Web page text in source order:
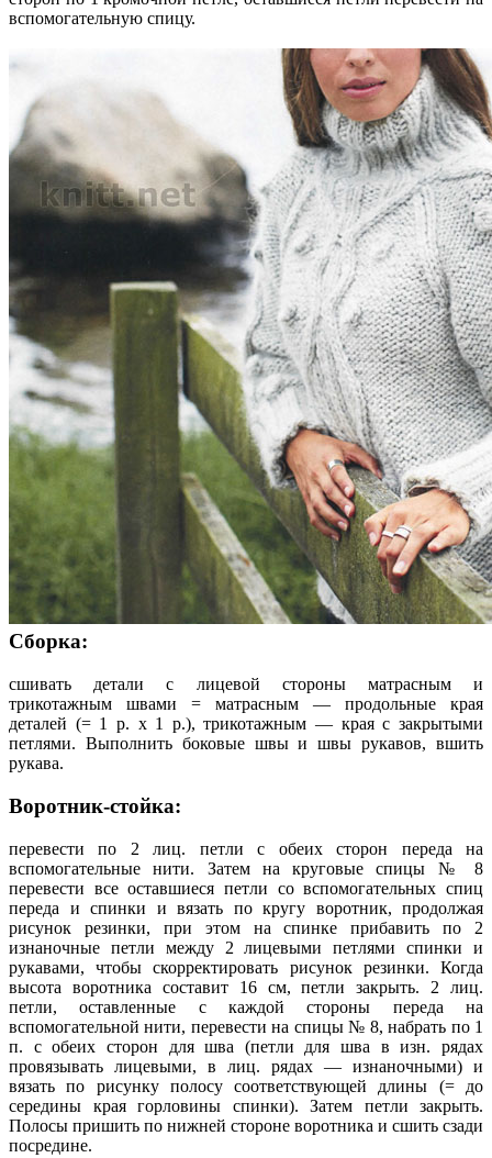
вспомогательную спицу.
Сборка:
сшивать детали с лицевой стороны матрасным и
трикотажным швами = матрасным — продольные края
деталей (= 1 р. х 1 р.), трикотажным — края с закрытыми
петлями. Выполнить боковые швы и швы рукавов, вшить
рукава.
Воротник-стойка:
перевести по 2 лиц. петли с обеих сторон переда на
вспомогательные нити. Затем на круговые спицы № 8
перевести все оставшиеся петли со вспомогательных спиц
переда и спинки и вязать по кругу воротник, продолжая
рисунок резинки, при этом на спинке прибавить по 2
изнаночные петли между 2 лицевыми петлями спинки и
рукавами, чтобы скорректировать рисунок резинки. Когда
высота воротника составит 16 см, петли закрыть. 2 лиц.
петли, оставленные с каждой стороны переда на
вспомогательной нити, перевести на спицы № 8, набрать по 1
п. с обеих сторон для шва (петли для шва в изн. рядах
провязывать лицевыми, в лиц. рядах — изнаночными) и
вязать по рисунку полосу соответствующей длины (= до
середины края горловины спинки). Затем петли закрыть.
Полосы пришить по нижней стороне воротника и сшить сзади
посредине.